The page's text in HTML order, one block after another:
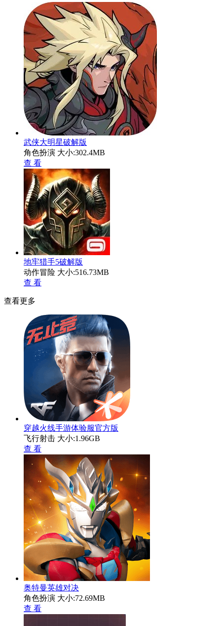
武侠大明星破解版
角色扮演 大小:302.4MB
查 看
地牢猎手5破解版
动作冒险 大小:516.73MB
查 看
查看更多
穿越火线手游体验服官方版
飞行射击 大小:1.96GB
查 看
奥特曼英雄对决
角色扮演 大小:72.69MB
查 看